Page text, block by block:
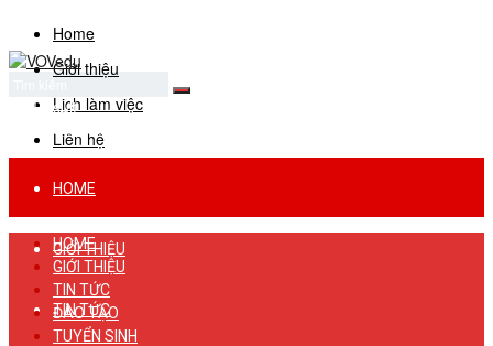
Home
Giới thiệu
Lịch làm việc
Liên hệ
No Result
View All Result
HOME
GIỚI THIỆU
TIN TỨC
HOME
GIỚI THIỆU
TIN TỨC
ĐÀO TẠO
TUYỂN SINH